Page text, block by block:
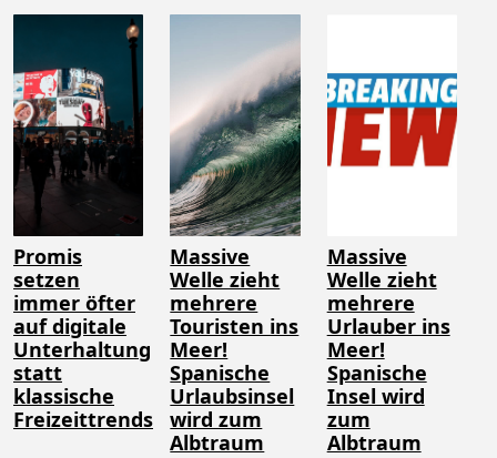
Promis
setzen
immer öfter
auf digitale
Unterhaltung
statt
klassische
Freizeittrends
Massive
Welle zieht
mehrere
Touristen ins
Meer!
Spanische
Urlaubsinsel
wird zum
Albtraum
Massive
Welle zieht
mehrere
Urlauber ins
Meer!
Spanische
Insel wird
zum
Albtraum